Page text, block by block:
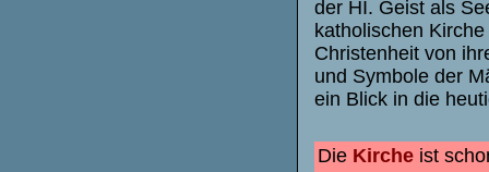
der HI. Geist als
katholischen
Christenheit von
und Symbole der
ein Blick in die
Die Kircheist